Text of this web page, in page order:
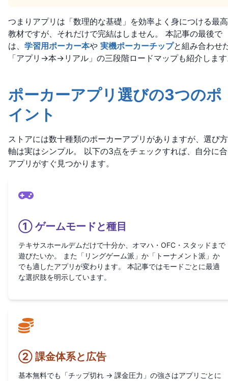
つまりアプリは「数理的な基礎」を効率よく身につける最
教材ですが、それだけで完結はしません。 本記事の最後で
は、 学習用ポーカー本や 実機ポーカーチップと組み合わせ
「アプリ→本→リアル」の三段階ロードマップも紹介しま
ポーカーアプリ選びの3つのポ
イント
ストアには数十種類のポーカーアプリがありますが、選び
軸は実はシンプル。 以下の3点をチェックすれば、自分に
アプリがすぐ見つかります。
① ゲームモードと種目
テキサスホールデムだけで十分か、オマハ・OFC・スタッドまで
遊びたいか。 また「リングゲーム派」か「トーナメント派」か
でも適したアプリが変わります。 本記事ではモードごとに最適
な選択肢を明示しています。
② 課金体系と広告
基本無料でも「チップ切れ → 課金圧力」の強さはアプリごとに